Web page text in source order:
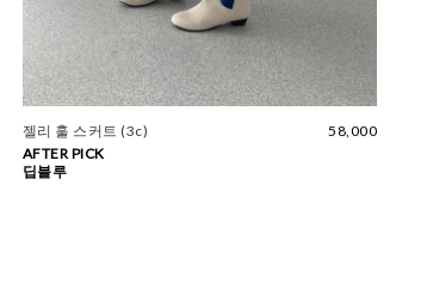
젤리 훌 스커트 (3c)
58,000
AFTER PICK
딥블루